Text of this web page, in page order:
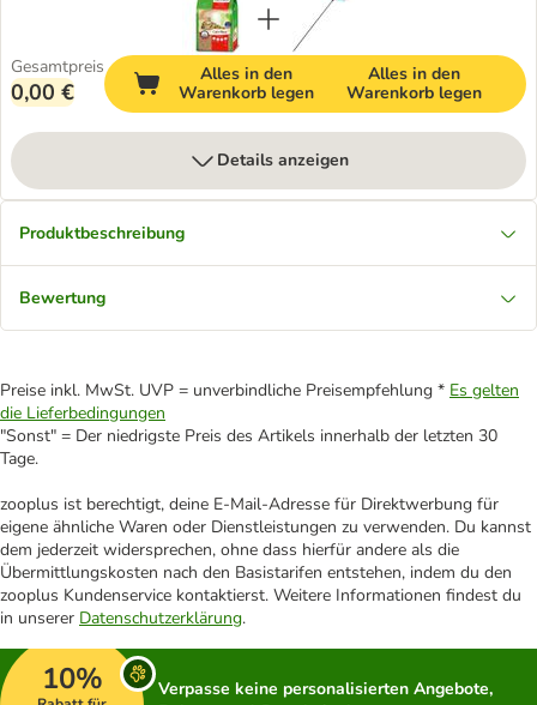
Gesamtpreis
0,00 €
Alles in den
Warenkorb legen
Alles in den
Warenkorb legen
Details anzeigen
Produktbeschreibung
Bewertung
Preise inkl. MwSt. UVP = unverbindliche Preisempfehlung * Es gelten
die Lieferbedingungen
"Sonst" = Der niedrigste Preis des Artikels innerhalb der letzten 30
Tage.
zooplus ist berechtigt, deine E-Mail-Adresse für Direktwerbung für
eigene ähnliche Waren oder Dienstleistungen zu verwenden. Du kannst
dem jederzeit widersprechen, ohne dass hierfür andere als die
Übermittlungskosten nach den Basistarifen entstehen, indem du den
zooplus Kundenservice kontaktierst. Weitere Informationen findest du
in unserer Datenschutzerklärung.
10%
Verpasse keine personalisierten Angebote,